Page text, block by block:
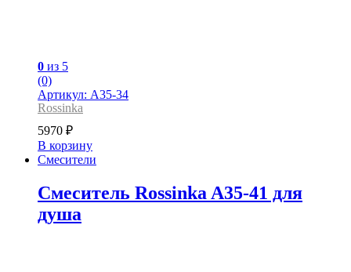
0 из 5
(0)
Артикул: A35-34
Rossinka
5970 ₽
В корзину
Смесители
Смеситель Rossinka A35-41 для
душа